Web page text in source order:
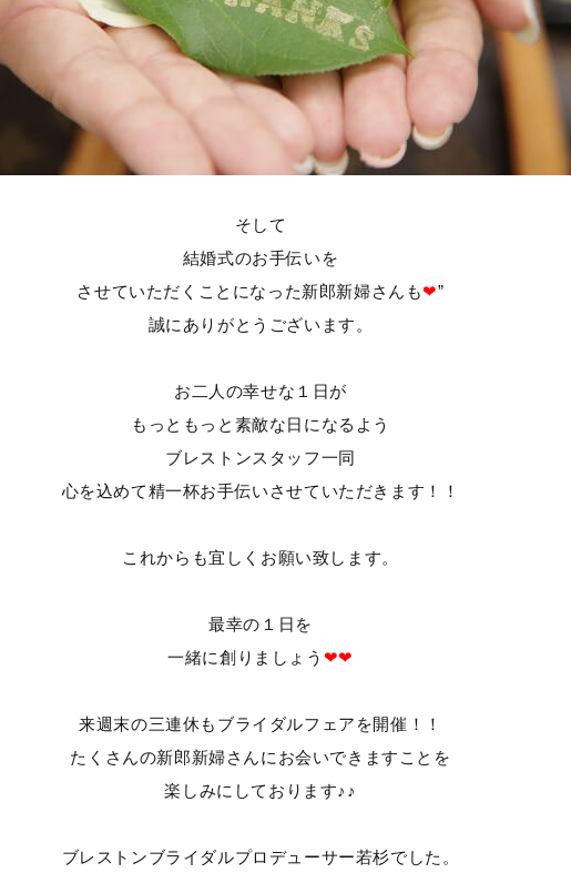
そして
結婚式のお手伝いを
させていただくことになった新郎新婦さんも❤”
誠にありがとうございます。
お二人の幸せな１日が
もっともっと素敵な日になるよう
ブレストンスタッフ一同
心を込めて精一杯お手伝いさせていただきます！！
これからも宜しくお願い致します。
最幸の１日を
一緒に創りましょう ❤❤
来週末の三連休もブライダルフェアを開催！！
たくさんの新郎新婦さんにお会いできますことを
楽しみにしております♪♪
ブレストンブライダルプロデューサー若杉でした。